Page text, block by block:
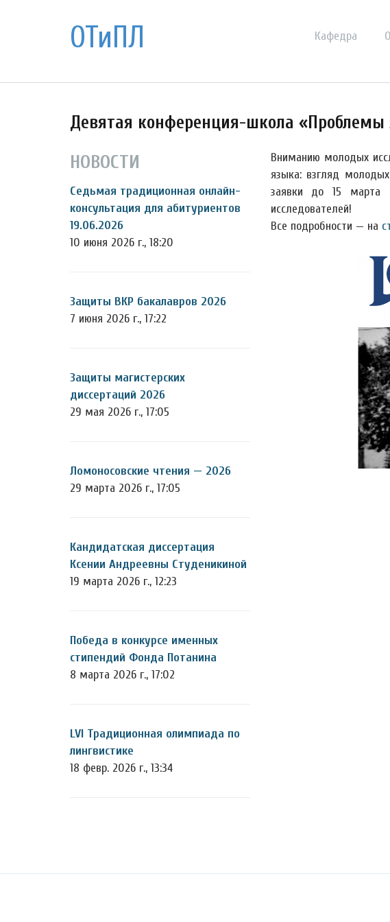
ОТиПЛ Кафедра
Девятая конференция-школа
НОВОСТИ
Седьмая традиционная онлайн-
консультация для абитуриентов
19.06.2026
10 июня 2026 г., 18:20
Защиты ВКР бакалавров 2026
7 июня 2026 г., 17:22
Защиты магистерских
диссертаций 2026
29 мая 2026 г., 17:05
Ломоносовские чтения — 2026
29 марта 2026 г., 17:05
Кандидатская диссертация
Ксении Андреевны Студеникиной
19 марта 2026 г., 12:23
Победа в конкурсе именных
стипендий Фонда Потанина
8 марта 2026 г., 17:02
LVI Традиционная олимпиада по
лингвистике
18 февр. 2026 г., 13:34
Вниманию молодых
языка: взгляд
заявки до 15 марта
исследователей!
Все подробности — на